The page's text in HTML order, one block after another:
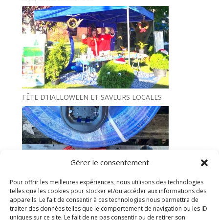
Gérer le consentement
Pour offrir les meilleures expériences, nous utilisons des technologies
telles que les cookies pour stocker et/ou accéder aux informations des
appareils. Le fait de consentir à ces technologies nous permettra de
traiter des données telles que le comportement de navigation ou les ID
uniques sur ce site. Le fait de ne pas consentir ou de retirer son
FÊTE D’HALLOWEEN ET SAVEURS LOCALES
Point De Chute Services Acéricoles Martin Trudeau